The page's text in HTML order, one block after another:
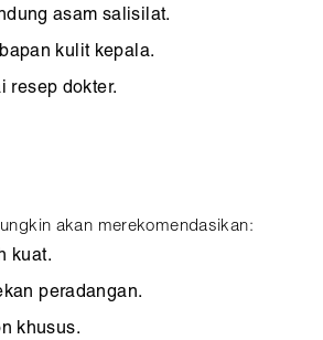
asam salisilat.
kulit kepala.
resep dokter.
akan merekomendasikan:
kuat.
peradangan.
khusus.